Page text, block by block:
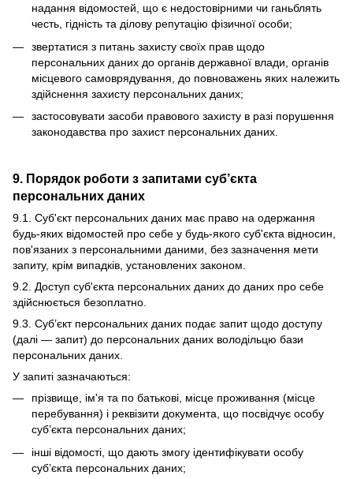
надання відомостей, що є недостовірними чи ганьблять
честь, гідність та ділову репутацію фізичної особи;
звертатися з питань захисту своїх прав щодо
персональних даних до органів державної влади, органів
місцевого самоврядування, до повноважень яких належить
здійснення захисту персональних даних;
застосовувати засоби правового захисту в разі порушення
законодавства про захист персональних даних.
9. Порядок роботи з запитами суб’єкта
персональних даних
9.1. Суб'єкт персональних даних має право на одержання
будь-яких відомостей про себе у будь-якого суб'єкта відносин,
пов'язаних з персональними даними, без зазначення мети
запиту, крім випадків, установлених законом.
9.2. Доступ суб'єкта персональних даних до даних про себе
здійснюється безоплатно.
9.3. Суб’єкт персональних даних подає запит щодо доступу
(далі — запит) до персональних даних володільцю бази
персональних даних.
У запиті зазначаються:
прізвище, ім'я та по батькові, місце проживання (місце
перебування) і реквізити документа, що посвідчує особу
суб’єкта персональних даних;
інші відомості, що дають змогу ідентифікувати особу
суб’єкта персональних даних;